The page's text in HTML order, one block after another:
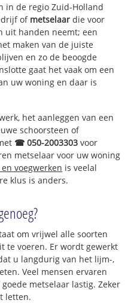
in de regio Zuid-Holland
of metselaar die voor
uit handen neemt; een
maken van de juiste
en zo de beoogde
gaat het vaak om een
uw woning en daar is
het aanleggen van een
schoorsteen of
☎ 050-2003303 voor
metselaar voor uw woning
voegwerken is veelal
klus is anders.
om vrijwel alle soorten
te voeren. Er wordt gewerkt
u langdurig van het lijm-,
Veel mensen ervaren
metselaar lastig. Zeker
letten.